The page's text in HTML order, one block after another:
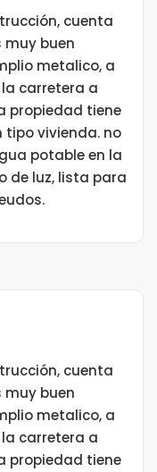
cuenta
buen
metalico, a
carretera a
propiedad tiene
tipo vivienda. no
potable en la
de luz, lista para
cuenta
buen
metalico, a
carretera a
propiedad tiene